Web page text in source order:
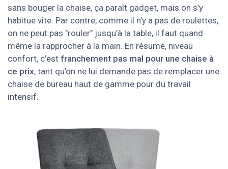
sans bouger la chaise, ça paraît gadget, mais on s’y
habitue vite. Par contre, comme il n’y a pas de roulettes,
on ne peut pas "rouler" jusqu’à la table, il faut quand
même la rapprocher à la main. En résumé, niveau
confort, c’est franchement pas mal pour une chaise à
ce prix, tant qu’on ne lui demande pas de remplacer une
chaise de bureau haut de gamme pour du travail
intensif.